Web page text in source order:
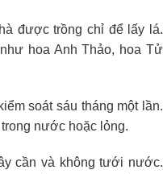
được trồng chỉ để lấy lá.
hoa Anh Thảo, hoa Tử
soát sáu tháng một lần.
nước hoặc lỏng.
cần và không tưới nước.